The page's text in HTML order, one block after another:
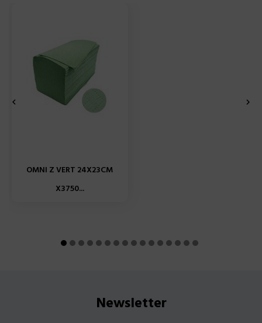
OMNI Z VERT 24X23CM
X3750...
 
Newsletter